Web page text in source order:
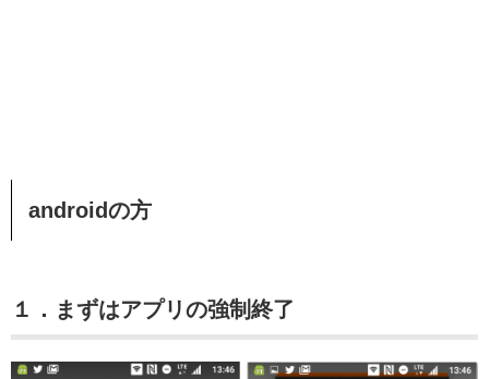
androidの方
１．まずはアプリの強制終了